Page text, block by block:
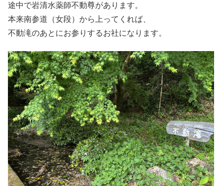
途中で岩清水薬師不動尊があります。
本来南参道（女段）から上ってくれば、
不動滝のあとにお参りするお社になります。